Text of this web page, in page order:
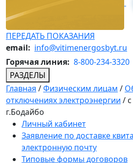
ПЕРЕДАТЬ ПОКАЗАНИЯ
email: info@vitimenergosbyt.ru
Горячая линия: 8-800-234-3320
РАЗДЕЛЫ
Главная /Физическим лицам /
отключениях электроэнергии /
г.Бодайбо
Личный кабинет
Заявление по доставке
электронную почту
Типовые формы договоров